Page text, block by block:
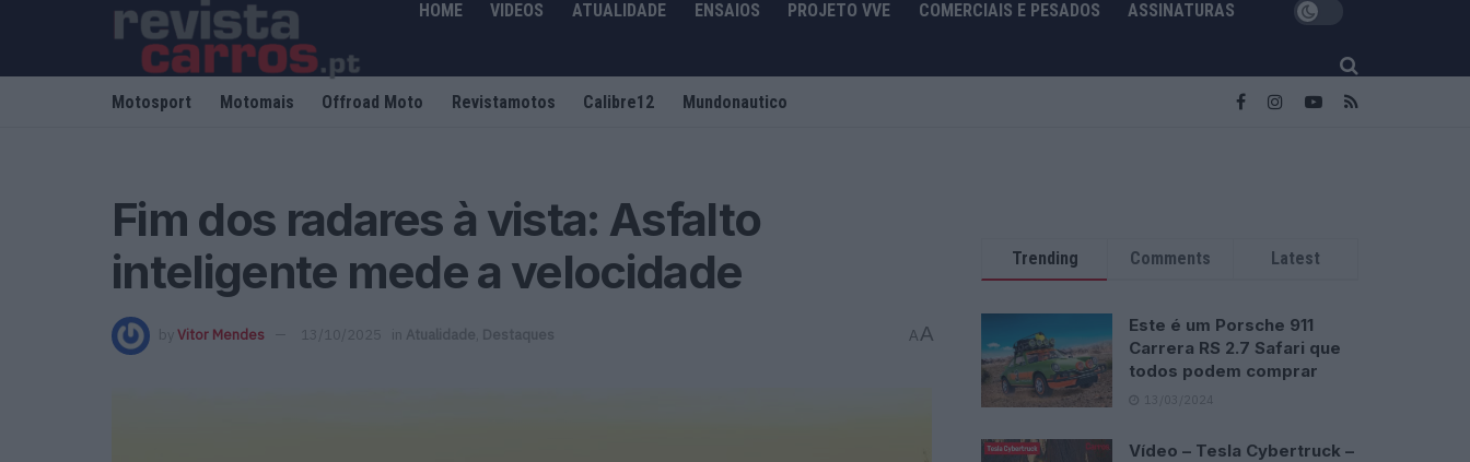
HOME VIDEOS ATUALIDADE ENSAIOS PROJETO VVE COMERCIAIS E PESADOS ASSINATURAS
Motosport Motomais Offroad Moto Revistamotos Calibre12 Mundonautico
Fim dos radares à vista: Asfalto
inteligente mede a velocidade
by Vitor Mendes 13/10/2025 in Atualidade Destaques AA
Trending Comments Latest
Este é um Porsche 911
Carrera RS 2.7 Safari que
todos podem comprar
13/03/2024
Vídeo – Tesla Cybertruck –